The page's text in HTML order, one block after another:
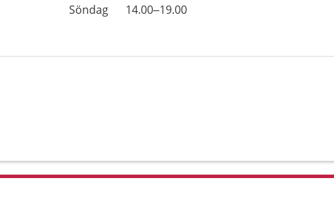
Söndag
14.00–19.00